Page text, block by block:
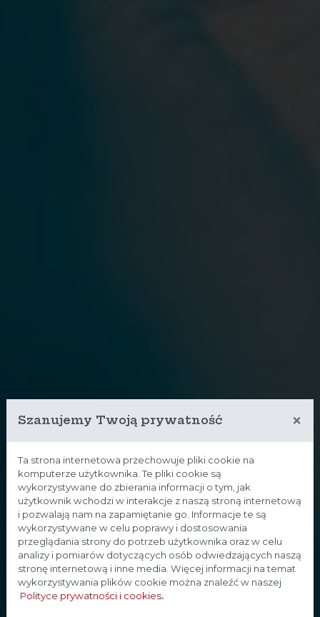
Szanujemy Twoją prywatność ×
Ta strona internetowa przechowuje pliki cookie na
komputerze użytkownika. Te pliki cookie są
wykorzystywane do zbierania informacji o tym, jak
użytkownik wchodzi w interakcje z naszą stroną internetową
i pozwalają nam na zapamiętanie go. Informacje te są
wykorzystywane w celu poprawy i dostosowania
przeglądania strony do potrzeb użytkownika oraz w celu
analizy i pomiarów dotyczących osób odwiedzających naszą
stronę internetową i inne media. Więcej informacji na temat
wykorzystywania plików cookie można znaleźć w naszej
Polityce prywatności i cookies.